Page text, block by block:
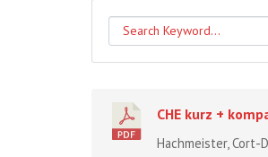
CHE kurz +
Hachmeister, Cort-